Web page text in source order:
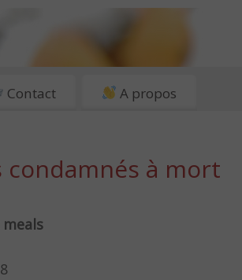
Contact A propos
condamnés à mort